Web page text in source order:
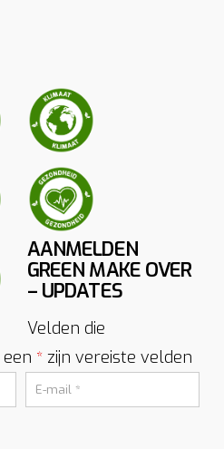
AANMELDEN
GREEN MAKE OVER
– UPDATES
Velden die
*zijn vereiste velden